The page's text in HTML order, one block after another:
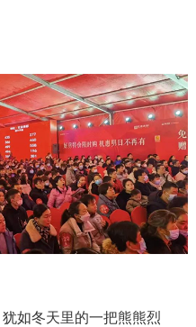
如冬天里的一把熊熊烈